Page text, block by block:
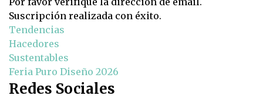
Suscripción realizada con éxito.
Tendencias
Hacedores
Sustentables
Feria Puro Diseño 2026
Redes Sociales